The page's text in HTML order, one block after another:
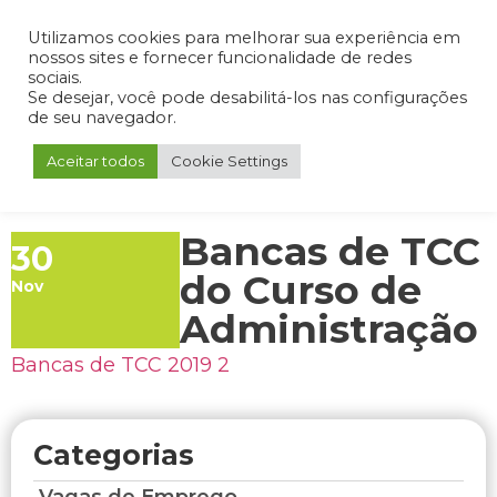
Admin Portal do Aluno Portal do Professor Portal do Coordenador
30
Nov
Bancas de TCC
do Curso de
Administração
Bancas de TCC 2019 2
Categorias
Utilizamos cookies para melhorar sua experiência em
nossos sites e fornecer funcionalidade de redes
sociais.
Se desejar, você pode desabilitá-los nas configurações
de seu navegador.
Aceitar todos Cookie Settings